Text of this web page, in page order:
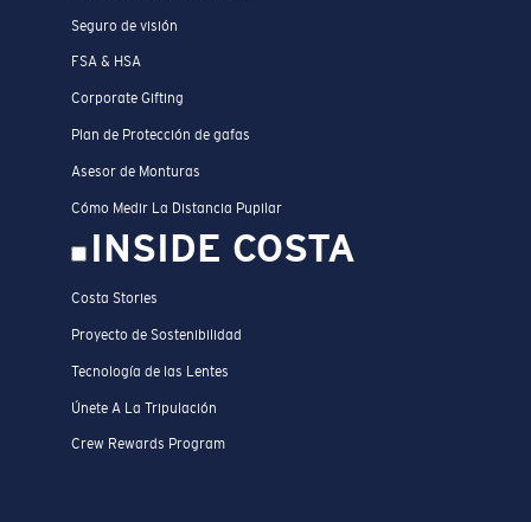
Seguro de visión
FSA & HSA
Corporate Gifting
Plan de Protección de gafas
Asesor de Monturas
Cómo Medir La Distancia Pupilar
INSIDE COSTA
Costa Stories
Proyecto de Sostenibilidad
Tecnología de las Lentes
Únete A La Tripulación
Crew Rewards Program